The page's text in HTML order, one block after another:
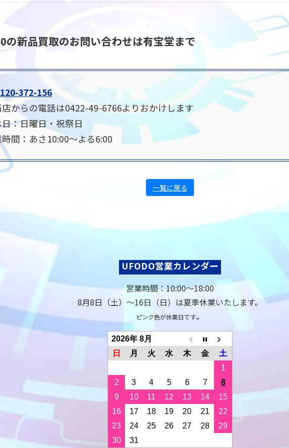
の新品買取のお問い合わせは有宝堂まで
372-156
からの電話は0422-49-6766よりおかけします
：日曜日・祝祭日
間：あさ10:00〜よる6:00
一覧に戻る
UFODO営業カレンダー
営業時間：10:00〜18:00
8月8日（土）〜16日（日）は夏季休業いたします。
ピンク色が休業日です。
2026年 8月
日
月 火 水 木 金
土
1
2
3 4 5 6 7
8
9
10 11 12 13 14
15
16
17 18 19 20 21
22
23
24 25 26 27 28
29
30
31